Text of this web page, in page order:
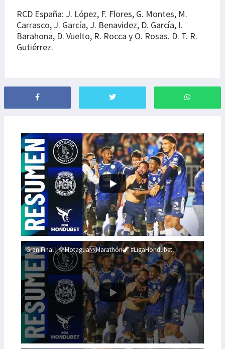
RCD España: J. López, F. Flores, G. Montes, M.
Carrasco, J. García, J. Benavidez, D. García, I.
Barahona, D. Vuelto, R. Rocca y O. Rosas. D. T. R.
Gutiérrez.
Gran Final | 🦅Motagua🆚Marathón🦖 #LigaHondubet